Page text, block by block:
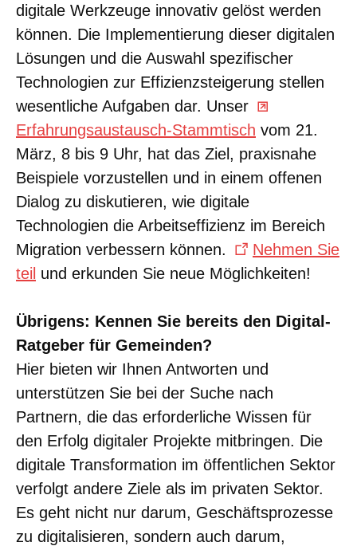
digitale Werkzeuge innovativ gelöst werden
können. Die Implementierung dieser digitalen
Lösungen und die Auswahl spezifischer
Technologien zur Effizienzsteigerung stellen
wesentliche Aufgaben dar. Unser
Erfahrungsaustausch-Stammtisch vom 21.
März, 8 bis 9 Uhr, hat das Ziel, praxisnahe
Beispiele vorzustellen und in einem offenen
Dialog zu diskutieren, wie digitale
Technologien die Arbeitseffizienz im Bereich
Migration verbessern können.
Nehmen Sie
teil und erkunden Sie neue Möglichkeiten!
Übrigens: Kennen Sie bereits den Digital-
Ratgeber für Gemeinden?
Hier bieten wir Ihnen Antworten und
unterstützen Sie bei der Suche nach
Partnern, die das erforderliche Wissen für
den Erfolg digitaler Projekte mitbringen. Die
digitale Transformation im öffentlichen Sektor
verfolgt andere Ziele als im privaten Sektor.
Es geht nicht nur darum, Geschäftsprozesse
zu digitalisieren, sondern auch darum,